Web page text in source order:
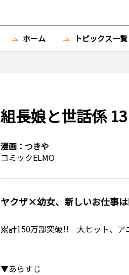
ホーム トピックス一覧
組長娘と世話係
漫画： つきや
コミックELMO
ヤクザ×幼女、新しいお仕事
累計150万部突破!! 大ヒット、アニ
▼あらすじ